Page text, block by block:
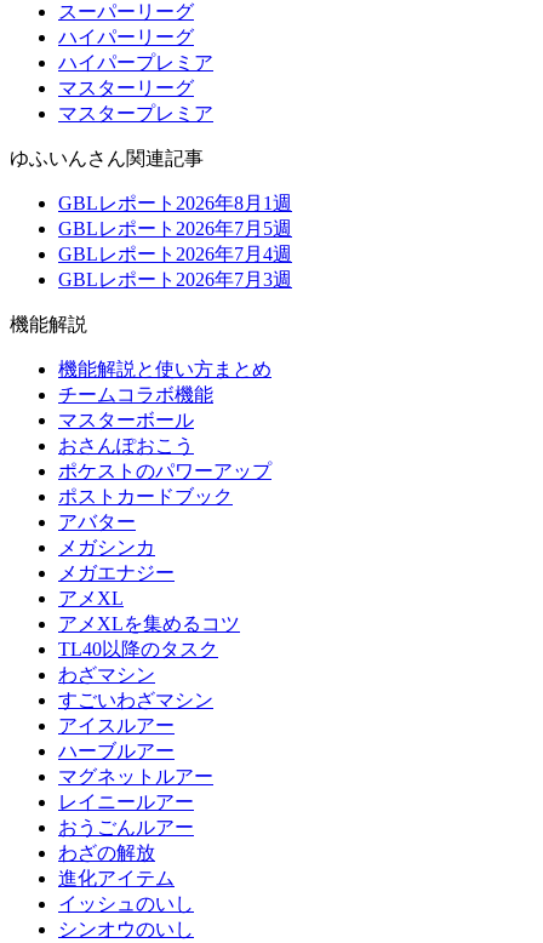
スーパーリーグ
ハイパーリーグ
ハイパープレミア
マスターリーグ
マスタープレミア
ゆふいんさん関連記事
GBLレポート2026年8月1週
GBLレポート2026年7月5週
GBLレポート2026年7月4週
GBLレポート2026年7月3週
機能解説
機能解説と使い方まとめ
チームコラボ機能
マスターボール
おさんぽおこう
ポケストのパワーアップ
ポストカードブック
アバター
メガシンカ
メガエナジー
アメXL
アメXLを集めるコツ
TL40以降のタスク
わざマシン
すごいわざマシン
アイスルアー
ハーブルアー
マグネットルアー
レイニールアー
おうごんルアー
わざの解放
進化アイテム
イッシュのいし
シンオウのいし